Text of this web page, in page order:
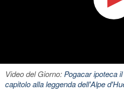
Video del Giorno:Pogacar ipoteca
capitolo alla leggenda dell'Alpe